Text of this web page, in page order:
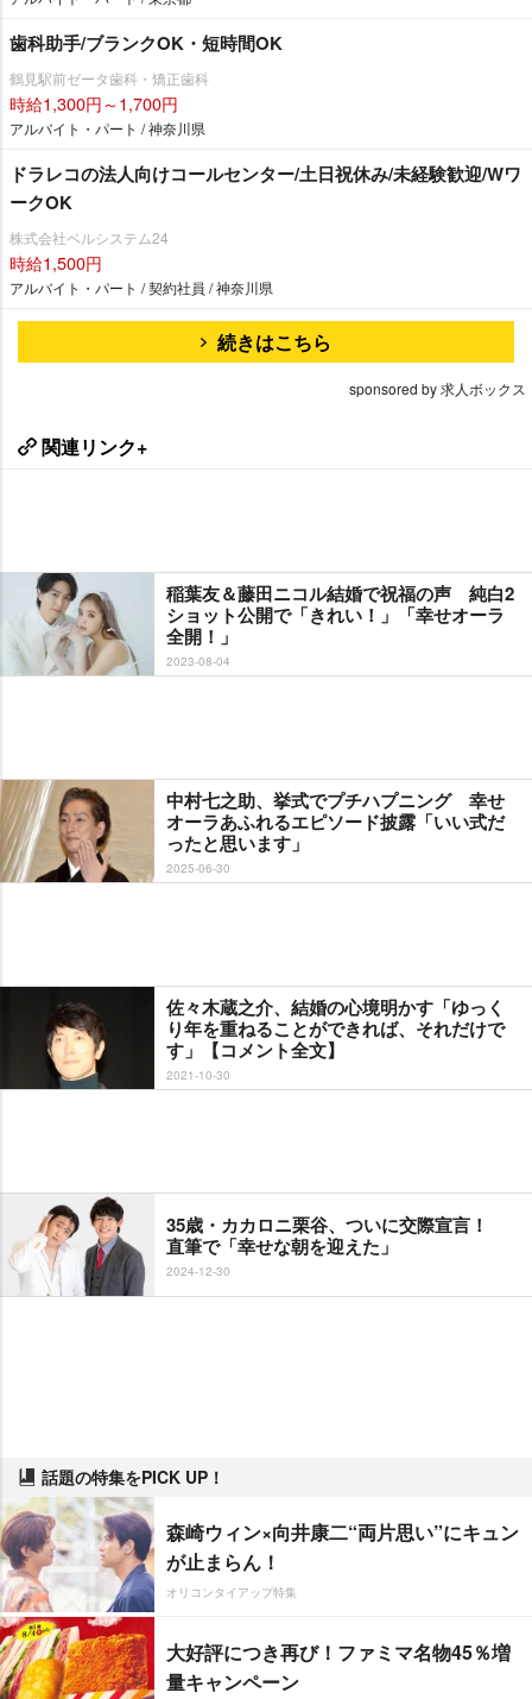
歯科助手/ブランクOK・短時間OK
鶴見駅前ゼータ歯科・矯正歯科
時給1,300円～1,700円
アルバイト・パート / 神奈川県
ドラレコの法人向けコールセンター/土日祝休み/未経験歓迎/Wワ
ークOK
株式会社ベルシステム24
時給1,500円
アルバイト・パート / 契約社員 / 神奈川県
続きはこちら
sponsored by 求人ボックス
関連リンク+
稲葉友＆藤田ニコル結婚で祝福の声 純白2
ショット公開で「きれい！」「幸せオーラ
全開！」
2023-08-04
中村七之助、挙式でプチハプニング 幸せ
オーラあふれるエピソード披露「いい式だ
ったと思います」
2025-06-30
佐々木蔵之介、結婚の心境明かす「ゆっく
り年を重ねることができれば、それだけで
す」【コメント全文】
2021-10-30
35歳・カカロニ栗谷、ついに交際宣言！
直筆で「幸せな朝を迎えた」
2024-12-30
話題の特集をPICK UP！
森崎ウィン×向井康二“両片思い”にキュン
が止まらん！
オリコンタイアップ特集
大好評につき再び！ファミマ名物45％増
量キャンペーン